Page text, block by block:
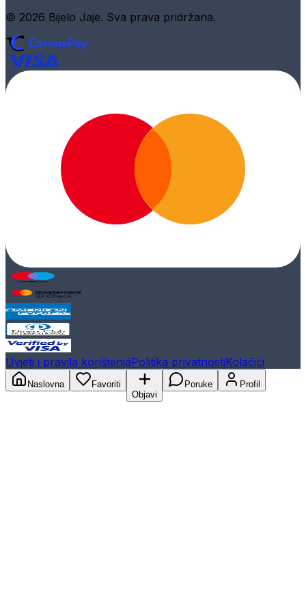
© 2026 Bijelo Jaje. Sva prava pridržana.
Uvjeti i pravila korištenjaPolitika privatnostiKolačići
Naslovna
Favoriti
Objavi
Poruke Profil